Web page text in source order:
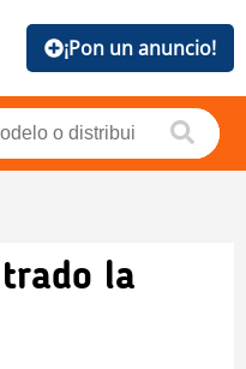
¡Pon un anuncio!
la